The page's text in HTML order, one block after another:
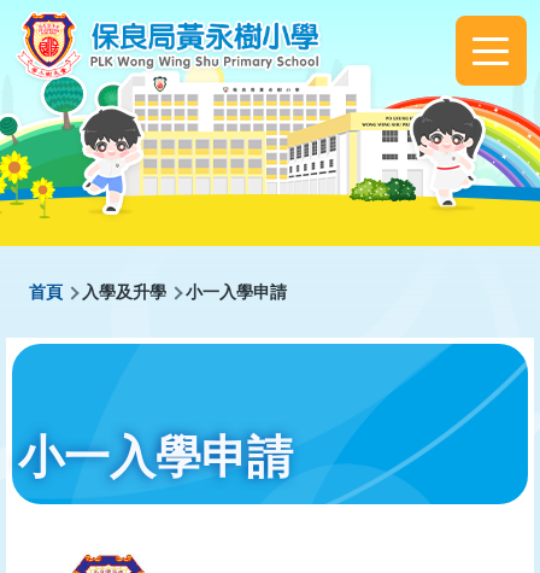
移至主內容
Main
navigation
導
航
連
首頁 入學及升學 小一入學申請
小一入學申請